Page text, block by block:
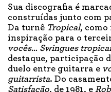
Sua discografia é
construídas junto com
Da turnê Tropical, como
inspiração para o
vocês… Swingues
destaque, participação
duelo entre guitarra e
guitarrista. Do
Satisfação, de 1981, e